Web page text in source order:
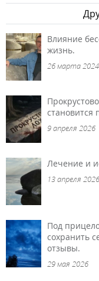
Влияние
жизнь.
26 марта 2024
становится
9 апреля 2026
Лечение и
13 апреля 2026
Под
сохранить
отзывы.
29 мая 2026